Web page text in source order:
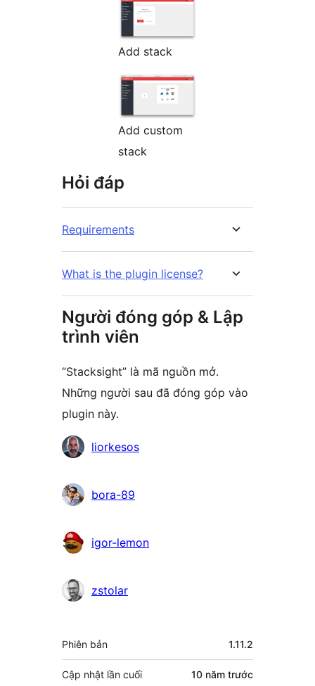
Add stack
Add custom
stack
Hỏi đáp
Requirements
What is the plugin license?
Người đóng góp & Lập
trình viên
“Stacksight” là mã nguồn mở.
Những người sau đã đóng góp vào
plugin này.
Những
đóng
góp
liorkesos
bora-89
igor-lemon
zstolar
Meta
Phiên bản 1.11.2
Cập nhật lần cuối 10 năm trước